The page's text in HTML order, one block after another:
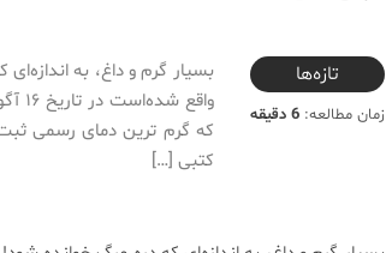
2020-10-19T23:26:54+03:30
تازه‌ها
زمان مطالعه:6 دقیقه
بسیار گرم و داغ، به
که گرم ترین دمای رسمی
کتبی […]